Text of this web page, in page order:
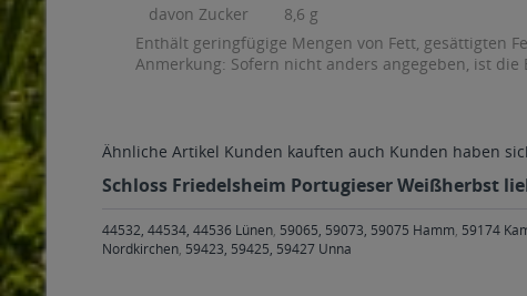
davon Zucker
8,6 g
Enthält geringfügige Mengen von Fett, gesättigten
Anmerkung: Sofern nicht anders angegeben, ist
Ähnliche Artikel Kunden kauften auch Kunden haben
Schloss Friedelsheim Portugieser Weißherbst
44532, 44534, 44536 Lünen, 59065, 59073, 59075 Hamm, 59174
Nordkirchen, 59423, 59425, 59427 Unna